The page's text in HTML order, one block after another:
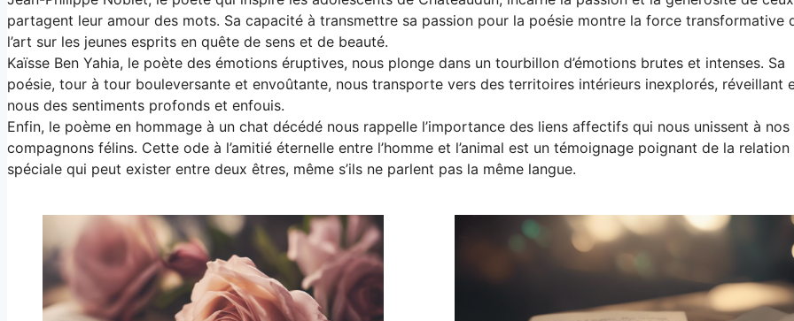
partagent leur amour des mots. Sa capacité à transmettre sa passion pour la poésie montre la force transformative
l’art sur les jeunes esprits en quête de sens et de beauté.
Kaïsse Ben Yahia, le poète des émotions éruptives, nous plonge dans un tourbillon d’émotions brutes et intenses. Sa
poésie, tour à tour bouleversante et envoûtante, nous transporte vers des territoires intérieurs inexplorés, réveillant
nous des sentiments profonds et enfouis.
Enfin, le poème en hommage à un chat décédé nous rappelle l’importance des liens affectifs qui nous unissent à nos
compagnons félins. Cette ode à l’amitié éternelle entre l’homme et l’animal est un témoignage poignant de la relation
spéciale qui peut exister entre deux êtres, même s’ils ne parlent pas la même langue.